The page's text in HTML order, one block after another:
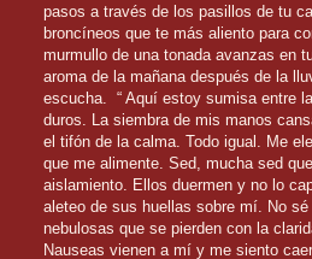
pasos a través de los pasillos de tu
broncíneos que te más aliento para
murmullo de una tonada avanzas en
aroma de la mañana después de la
escucha. “ Aquí estoy sumisa entre
duros. La siembra de mis manos
el tifón de la calma. Todo igual. Me
que me alimente. Sed, mucha sed
aislamiento. Ellos duermen y no lo
aleteo de sus huellas sobre mí. No
nebulosas que se pierden con la
Nauseas vienen a mí y me siento